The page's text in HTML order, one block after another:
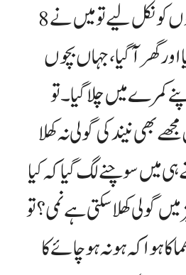
8 بجے سب لوگ گھروں کو نکل لیے تو میں نے
گھر آ گیا، جہاں بچوں
کمرے میں چلا گیا۔ تو
بھی نیند کی گولی نہ کھلا
میں سوچنے لگ گیا کہ کیا
گولی کھلا سکتی ہے نمی؟ تو
ہوا کہ ہو نہ ہو چائے کا